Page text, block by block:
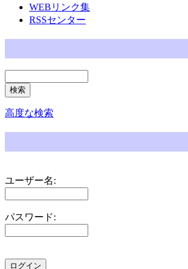
WEBリンク集
RSSセンター
高度な検索
ユーザー名:
パスワード: